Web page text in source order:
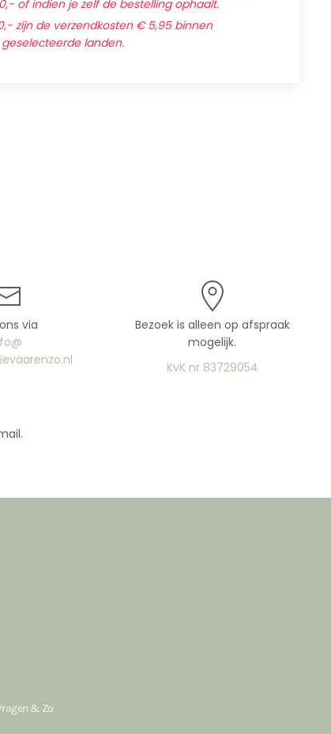
of indien je zelf de bestelling ophaalt.
zijn de verzendkosten € 5,95 binnen
landen.
via
Bezoek is alleen op afspraak
mogelijk.
KvK nr 83729054
& Zo